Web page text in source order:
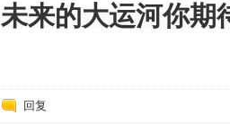
未来的大运河你期
回复